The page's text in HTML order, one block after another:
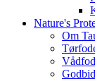
Nature's
Om